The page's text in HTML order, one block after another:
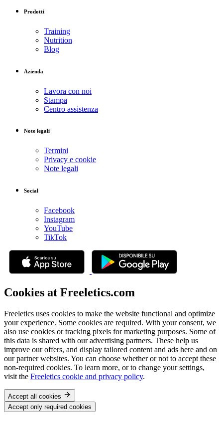
Prodotti
Training
Nutrition
Blog
Azienda
Lavora con noi
Stampa
Centro assistenza
Note legali
Termini
Privacy e cookie
Note legali
Social
Facebook
Instagram
YouTube
TikTok
Cookies at Freeletics.com
Freeletics uses cookies to make the website functional and optimize
your experience. Some cookies are required. With your consent, we
also use cookies or tracking pixels for marketing purposes. Some of
this data is shared with our advertising partners. These help us
improve our offers, and display tailored content and ads here and on
our partner websites. You can choose whether or not to accept these
non-required cookies. To learn more, or to change your settings,
visit the Freeletics cookie and privacy policy.
Accept all cookies
Accept only required cookies